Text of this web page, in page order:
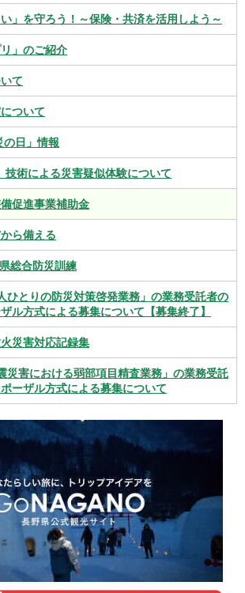
」を守ろう！～保険・共済を活用しよう～
リ」のご紹介
て
ついて
の日」情報
技術による災害疑似体験について
促進事業補助金
ら備える
総合防災訓練
ひとりの防災対策啓発業務」の業務受託者の
ル方式による募集について【募集終了】
災害対応記録集
災害における弱部項目精査業務」の業務受託
ーザル方式による募集について